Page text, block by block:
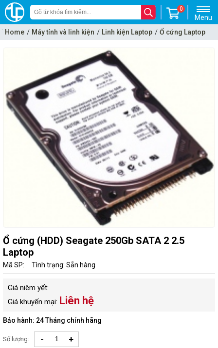
Menu
0
Home Máy tính và linh kiện Linh kiện Laptop Ổ cứng Laptop
Ổ cứng (HDD) Seagate 250Gb SATA 2 2.5
Laptop
Mã SP: Tình trạng: Sẵn hàng
Giá niêm yết:
Giá khuyến mại: Liên hệ
Bảo hành: 24 Tháng chính hãng
Số lượng: - +